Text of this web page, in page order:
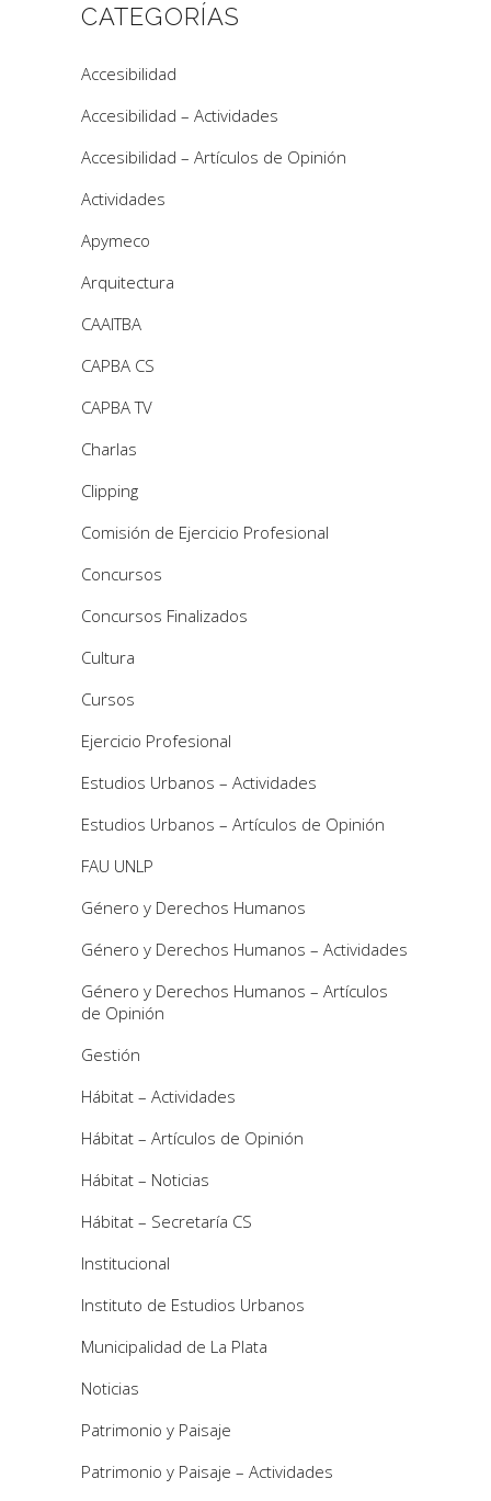
CATEGORÍAS
Accesibilidad
Accesibilidad – Actividades
Accesibilidad – Artículos de Opinión
Actividades
Apymeco
Arquitectura
CAAITBA
CAPBA CS
CAPBA TV
Charlas
Clipping
Comisión de Ejercicio Profesional
Concursos
Concursos Finalizados
Cultura
Cursos
Ejercicio Profesional
Estudios Urbanos – Actividades
Estudios Urbanos – Artículos de Opinión
FAU UNLP
Género y Derechos Humanos
Género y Derechos Humanos – Actividades
Género y Derechos Humanos – Artículos
de Opinión
Gestión
Hábitat – Actividades
Hábitat – Artículos de Opinión
Hábitat – Noticias
Hábitat – Secretaría CS
Institucional
Instituto de Estudios Urbanos
Municipalidad de La Plata
Noticias
Patrimonio y Paisaje
Patrimonio y Paisaje – Actividades